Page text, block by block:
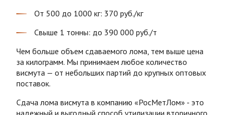
От 500 до 1000 кг: 370 руб./кг
Свыше 1 тонны: до 390 000 руб./т
Чем больше объем сдаваемого лома, тем выше цена
за килограмм. Мы принимаем любое количество
висмута — от небольших партий до крупных оптовых
поставок.
Сдача лома висмута в компанию «РосМетЛом» - это
надежный и выгодный способ утилизации вторичного